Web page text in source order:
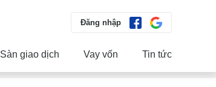
Đăng nhập
Sàn giao dịch Vay vốn Tin tức